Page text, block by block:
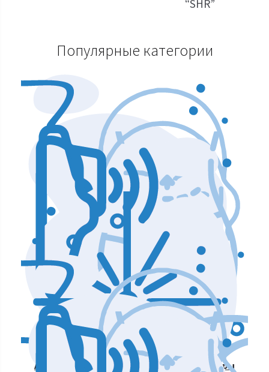
“SHR”
Популярные категории
Аппараты по уходу и чистке лица
Аппараты для массажа и коррекции фигуры